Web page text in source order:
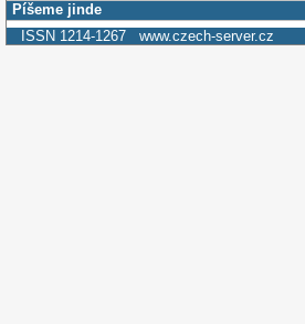
Píšeme jinde
ISSN 1214-1267 www.czech-server.cz